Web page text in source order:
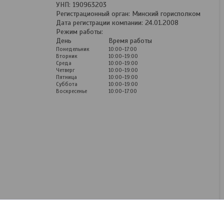
УНП: 190963203
Регистрационный орган: Минский горисполком
Дата регистрации компании: 24.01.2008
Режим работы:
День
Время работы
Понедельник
10:00-17:00
Вторник
10:00-19:00
Среда
10:00-19:00
Четверг
10:00-19:00
Пятница
10:00-19:00
Суббота
10:00-19:00
Воскресенье
10:00-17:00